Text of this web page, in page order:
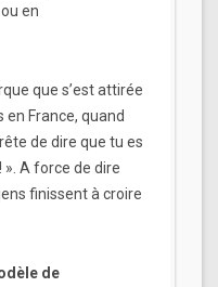
en
que s’est attirée
en France, quand
de dire que tu es
A force de dire
finissent à croire
de